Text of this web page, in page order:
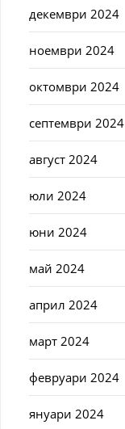
декември 2024
ноември 2024
октомври 2024
септември 2024
август 2024
юли 2024
юни 2024
май 2024
април 2024
март 2024
февруари 2024
януари 2024